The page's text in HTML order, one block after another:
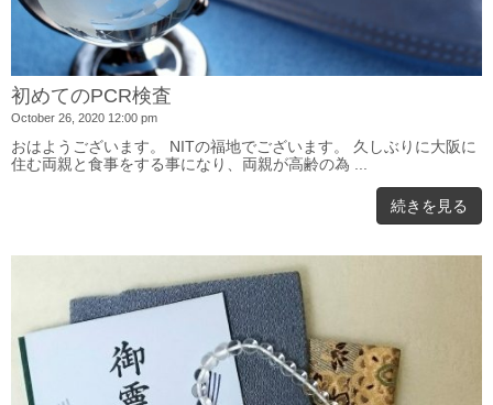
初めてのPCR検査
October 26, 2020 12:00 pm
おはようございます。 NITの福地でございます。 久しぶりに大阪に
住む両親と食事をする事になり、両親が高齢の為 ...
続きを見る